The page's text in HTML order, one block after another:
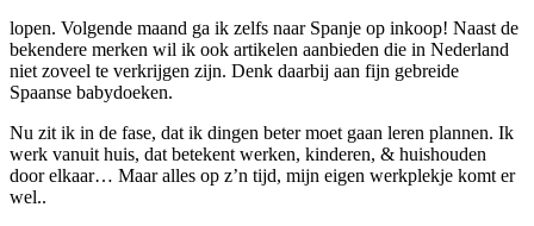
lopen. Volgende maand ga ik zelfs naar Spanje op inkoop! Naast de
bekendere merken wil ik ook artikelen aanbieden die in Nederland
niet zoveel te verkrijgen zijn. Denk daarbij aan fijn gebreide
Spaanse babydoeken.
Nu zit ik in de fase, dat ik dingen beter moet gaan leren plannen. Ik
werk vanuit huis, dat betekent werken, kinderen, & huishouden
door elkaar… Maar alles op z’n tijd, mijn eigen werkplekje komt er
wel..